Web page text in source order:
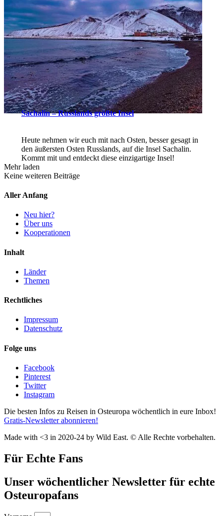
Sachalin – Russlands größte Insel
Heute nehmen wir euch mit nach Osten, besser gesagt in
den äußersten Osten Russlands, auf die Insel Sachalin.
Kommt mit und entdeckt diese einzigartige Insel!
Mehr laden
Keine weiteren Beiträge
Aller Anfang
Neu hier?
Über uns
Kooperationen
Inhalt
Länder
Themen
Rechtliches
Impressum
Datenschutz
Folge uns
Facebook
Pinterest
Twitter
Instagram
Die besten Infos zu Reisen in Osteuropa wöchentlich in eure Inbox!
Gratis-Newsletter abonnieren!
Made with <3 in 2020-24 by Wild East. © Alle Rechte vorbehalten.
Für Echte Fans
Unser wöchentlicher Newsletter für echte
Osteuropafans